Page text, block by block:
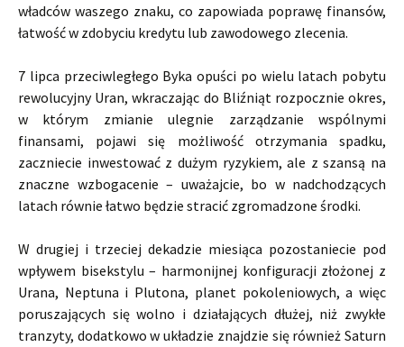
władców waszego znaku, co zapowiada poprawę finansów,
łatwość w zdobyciu kredytu lub zawodowego zlecenia.
7 lipca przeciwległego Byka opuści po wielu latach pobytu
rewolucyjny Uran, wkraczając do Bliźniąt rozpocznie okres,
w którym zmianie ulegnie zarządzanie wspólnymi
finansami, pojawi się możliwość otrzymania spadku,
zaczniecie inwestować z dużym ryzykiem, ale z szansą na
znaczne wzbogacenie – uważajcie, bo w nadchodzących
latach równie łatwo będzie stracić zgromadzone środki.
W drugiej i trzeciej dekadzie miesiąca pozostaniecie pod
wpływem bisekstylu – harmonijnej konfiguracji złożonej z
Urana, Neptuna i Plutona, planet pokoleniowych, a więc
poruszających się wolno i działających dłużej, niż zwykłe
tranzyty, dodatkowo w układzie znajdzie się również Saturn